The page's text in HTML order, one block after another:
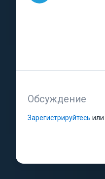
Обсуждение
Зарегистрируйтесь или